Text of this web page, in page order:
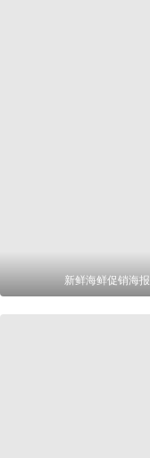
新鲜海鲜促销海报